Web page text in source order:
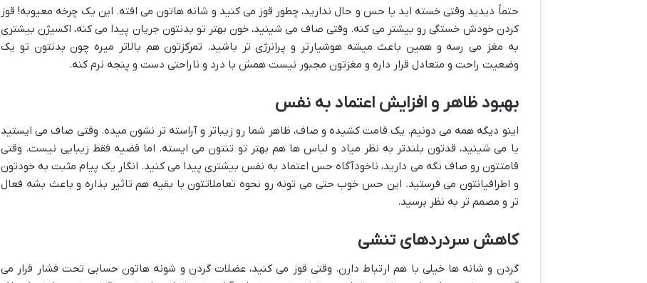
حتماً دیدید وقتی خسته اید یا حس و حال ندارید، چطور قوز می کنید و شانه هاتون می افته. این یک چرخه معیوبه! قوز
کردن خودش خستگی رو بیشتر می کنه. وقتی صاف می شینید، خون بهتر تو بدنتون جریان پیدا می کنه، اکسیژن بیشتری
به مغز می رسه و همین باعث میشه هوشیارتر و پرانرژی تر باشید. تمرکزتون هم بالاتر میره چون بدنتون تو یک
وضعیت راحت و متعادل قرار داره و مغزتون مجبور نیست همش با درد و ناراحتی دست و پنجه نرم کنه.
بهبود ظاهر و افزایش اعتماد به نفس
اینو دیگه همه می دونیم. یک قامت کشیده و صاف، ظاهر شما رو زیباتر و آراسته تر نشون میده. وقتی صاف می ایستید
یا می شینید، قدتون بلندتر به نظر میاد و لباس ها هم بهتر تو تنتون می ایسته. اما قضیه فقط زیبایی نیست. وقتی
قامتتون رو صاف نگه می دارید، ناخودآگاه حس اعتماد به نفس بیشتری پیدا می کنید. انگار یک پیام مثبت به خودتون
و اطرافیانتون می فرستید. این حس خوب حتی می تونه رو نحوه تعاملاتتون با بقیه هم تاثیر بذاره و باعث بشه فعال
تر و مصمم تر به نظر برسید.
کاهش سردردهای تنشی
گردن و شانه ها خیلی با هم ارتباط دارن. وقتی قوز می کنید، عضلات گردن و شونه هاتون حسابی تحت فشار قرار می